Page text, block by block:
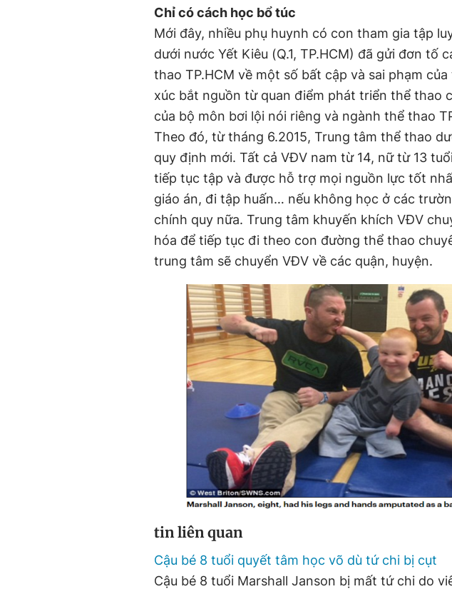
Chỉ có cách học bổ túc
Mới đây, nhiều phụ huynh có con tham gia tập
dưới nước Yết Kiêu (Q.1, TP.HCM) đã gửi đơn tố
thao TP.HCM về một số bất cập và sai phạm
xúc bắt nguồn từ quan điểm phát triển thể thao
của bộ môn bơi lội nói riêng và ngành thể thao
Theo đó, từ tháng 6.2015, Trung tâm thể thao
quy định mới. Tất cả VĐV nam từ 14, nữ từ 13
tiếp tục tập và được hỗ trợ mọi nguồn lực tốt
giáo án, đi tập huấn… nếu không học ở các
chính quy nữa. Trung tâm khuyến khích VĐV
hóa để tiếp tục đi theo con đường thể thao
trung tâm sẽ chuyển VĐV về các quận, huyện.
tin liên quan
Cậu bé 8 tuổi quyết tâm học võ dù tứ chi bị cụt
Cậu bé 8 tuổi Marshall Janson bị mất tứ chi do